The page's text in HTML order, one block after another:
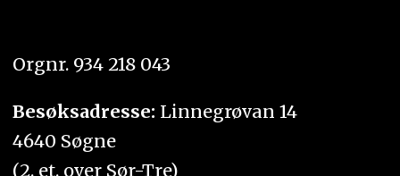
Orgnr. 934 218 043
Besøksadresse: Linnegrøvan 14
4640 Søgne
(2. et. over Sør-Tre)